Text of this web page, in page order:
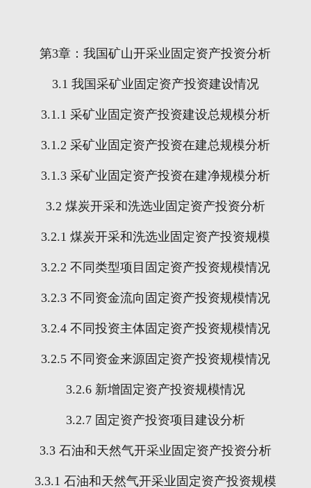
第3章：我国矿山开采业固定资产投资分析
3.1 我国采矿业固定资产投资建设情况
3.1.1 采矿业固定资产投资建设总规模分析
3.1.2 采矿业固定资产投资在建总规模分析
3.1.3 采矿业固定资产投资在建净规模分析
3.2 煤炭开采和洗选业固定资产投资分析
3.2.1 煤炭开采和洗选业固定资产投资规模
3.2.2 不同类型项目固定资产投资规模情况
3.2.3 不同资金流向固定资产投资规模情况
3.2.4 不同投资主体固定资产投资规模情况
3.2.5 不同资金来源固定资产投资规模情况
3.2.6 新增固定资产投资规模情况
3.2.7 固定资产投资项目建设分析
3.3 石油和天然气开采业固定资产投资分析
3.3.1 石油和天然气开采业固定资产投资规模